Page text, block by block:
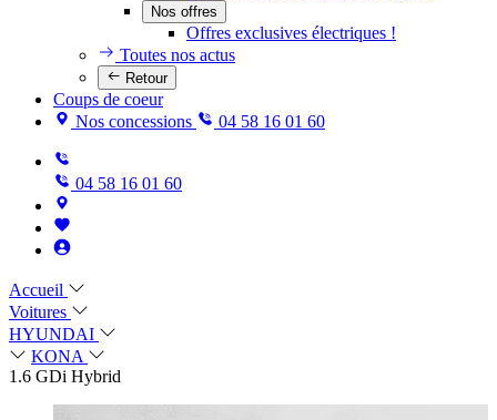
Nos offres
Offres exclusives électriques !
Toutes nos actus
Retour
Coups de coeur
Nos concessions
04 58 16 01 60
04 58 16 01 60
Accueil
Voitures
HYUNDAI
KONA
1.6 GDi Hybrid